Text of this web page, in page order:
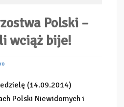
Polski –
wciąż bije!
(14.09.2014)
Polski Niewidomych i